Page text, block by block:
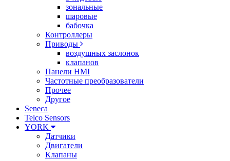
зональные
шаровые
бабочка
Контроллеры
Приводы
воздушных заслонок
клапанов
Панели HMI
Частотные преобразователи
Прочее
Другое
Seneca
Telco Sensors
YORK
Датчики
Двигатели
Клапаны